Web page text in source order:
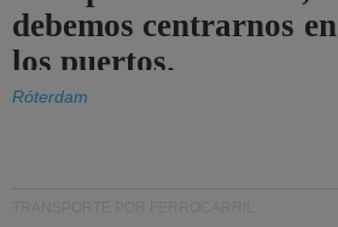
debemos centrarnos en
los puertos.
Róterdam